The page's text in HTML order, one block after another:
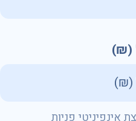
(₪)
פניות